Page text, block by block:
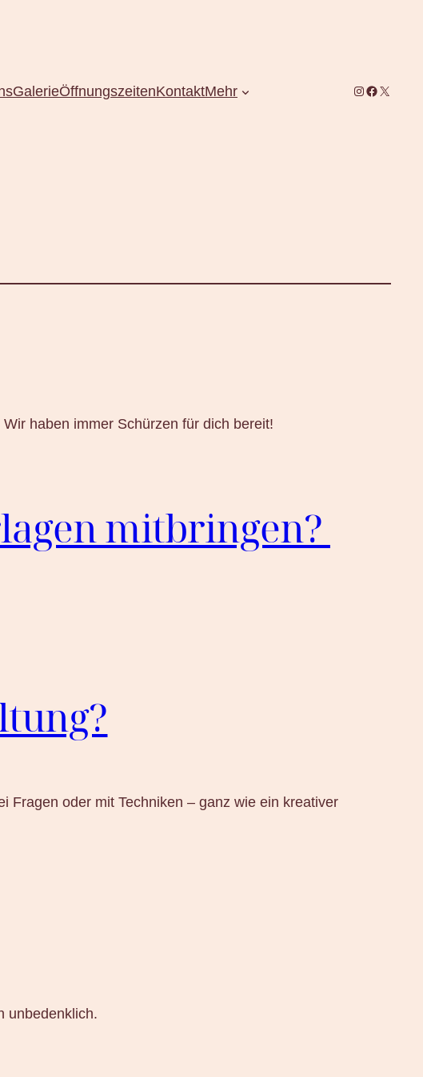
GalerieÖffnungszeitenKontaktMehr Instagram
Facebook
X
haben immer Schürzen für dich bereit!
mitbringen?
Fragen oder mit Techniken – ganz wie ein kreativer
unbedenklich.